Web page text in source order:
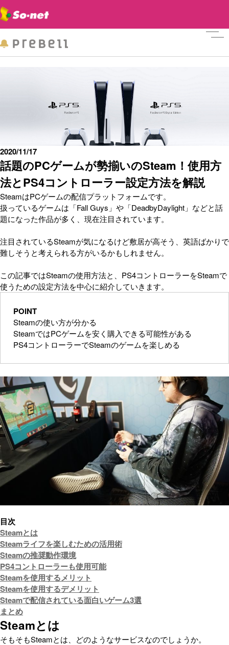
話題のPCゲームが勢揃いのSteam！使用方
法とPS4コントローラー設定方法を解説
2020/11/17
SteamはPCゲームの配信プラットフォームです。
扱っているゲームは「Fall Guys」や「DeadbyDaylight」などと話
題になった作品が多く、現在注目されています。
注目されているSteamが気になるけど敷居が高そう、英語ばかりで
難しそうと考えられる方がいるかもしれません。
この記事ではSteamの使用方法と、PS4コントローラーをSteamで
使うための設定方法を中心に紹介していきます。
POINT
Steamの使い方が分かる
SteamではPCゲームを安く購入できる可能性がある
PS4コントローラーでSteamのゲームを楽しめる
目次
Steamとは
Steamライフを楽しむための活用術
Steamの推奨動作環境
PS4コントローラーも使用可能
Steamを使用するメリット
Steamを使用するデメリット
Steamで配信されている面白いゲーム3選
まとめ
Steamとは
そもそもSteamとは、どのようなサービスなのでしょうか。